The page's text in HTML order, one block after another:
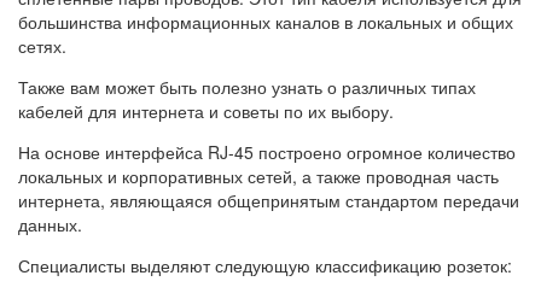
большинства информационных каналов в локальных и общих
сетях.
Также вам может быть полезно узнать о различных типах
кабелей для интернета и советы по их выбору.
На основе интерфейса RJ-45 построено огромное количество
локальных и корпоративных сетей, а также проводная часть
интернета, являющаяся общепринятым стандартом передачи
данных.
Специалисты выделяют следующую классификацию розеток: